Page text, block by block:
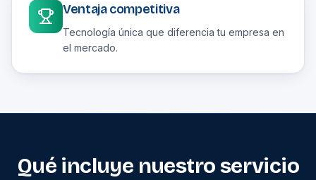
Ventaja competitiva
Tecnología única que diferencia tu empresa en
el mercado.
Qué incluye nuestro servicio